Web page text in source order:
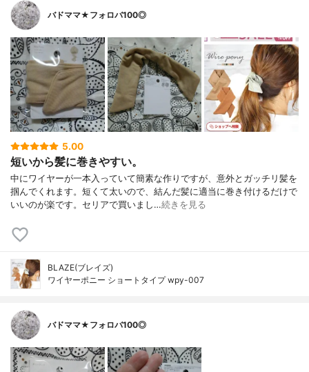
バドママ★フォロバ100◎
5.00
短いから髪に巻きやすい。
中にワイヤーが一本入っていて簡素な作りですが、意外とガッチリ髪を
掴んでくれます。短くて太いので、結んだ髪に適当に巻き付けるだけで
いいのが楽です。セリアで買いまし…続きを見る
BLAZE(ブレイズ)
ワイヤーポニー ショートタイプ wpy-007
バドママ★フォロバ100◎